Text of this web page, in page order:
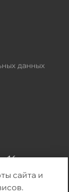
сайта и
данных
16